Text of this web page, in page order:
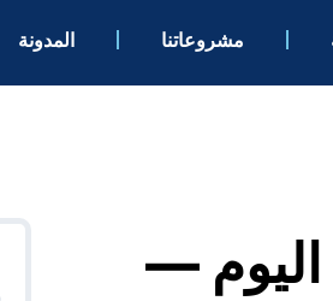
مشروعاتنا المدونة
—